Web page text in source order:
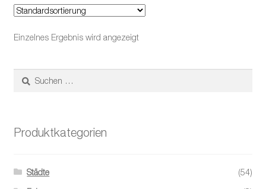
Einzelnes Ergebnis wird angezeigt
nach:
Produktkategorien
Städte
(54)